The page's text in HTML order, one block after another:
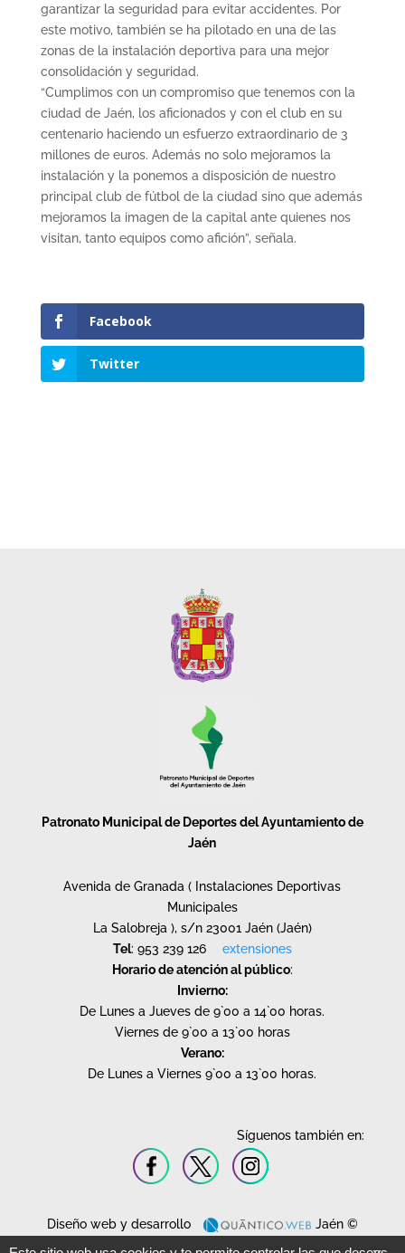
garantizar la seguridad para evitar accidentes. Por
este motivo, también se ha pilotado en una de las
zonas de la instalación deportiva para una mejor
consolidación y seguridad.
“Cumplimos con un compromiso que tenemos con la
ciudad de Jaén, los aficionados y con el club en su
centenario haciendo un esfuerzo extraordinario de 3
millones de euros. Además no solo mejoramos la
instalación y la ponemos a disposición de nuestro
principal club de fútbol de la ciudad sino que además
mejoramos la imagen de la capital ante quienes nos
visitan, tanto equipos como afición”, señala.
Facebook
Twitter
Patronato Municipal de Deportes del Ayuntamiento de
Jaén
Avenida de Granada ( Instalaciones Deportivas
Municipales
La Salobreja ), s/n 23001 Jaén (Jaén)
Tel: 953 239 126
extensiones
Horario de atención al público:
Invierno:
De Lunes a Jueves de 9`00 a 14`00 horas.
Viernes de 9`00 a 13`00 horas
Verano:
De Lunes a Viernes 9`00 a 13`00 horas.
Síguenos también en:
Diseño web y desarrollo
Jaén ©